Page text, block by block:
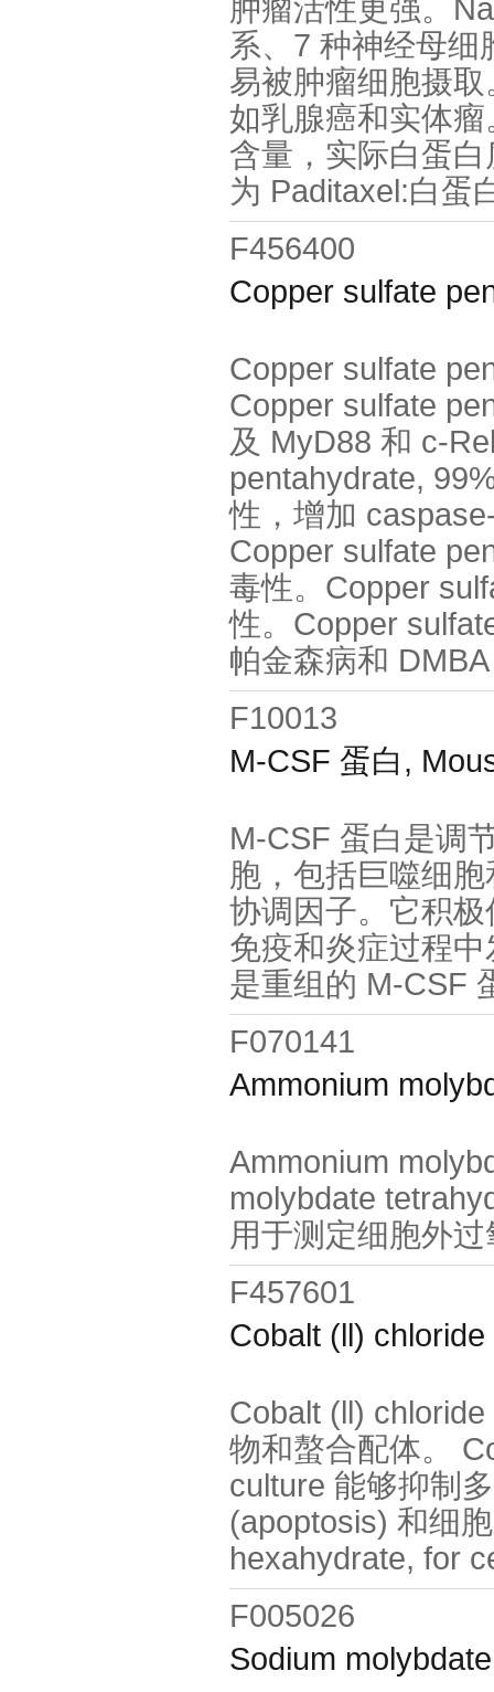
肿瘤活性更强。
系、7 种神经母细
易被肿瘤细胞摄
如乳腺癌和实体
含量，实际白蛋
为 Paditaxel:白蛋
F456400
Copper sulfate
Copper sulfate
Copper sulfate
及 MyD88 和 c-
pentahydrate,
性，增加
Copper sulfate
毒性。Copper
性。Copper
帕金森病和
F10013
M-CSF 蛋白,
M-CSF 蛋白是调
胞，包括巨噬细
协调因子。它积
免疫和炎症过程
是重组的 M-CSF
F070141
Ammonium
Ammonium
molybdate
用于测定细胞外
F457601
Cobalt (ll)
Cobalt (ll)
物和螯合配体。
culture 能够抑制
(apoptosis) 和细
hexahydrate, for
F005026
Sodium